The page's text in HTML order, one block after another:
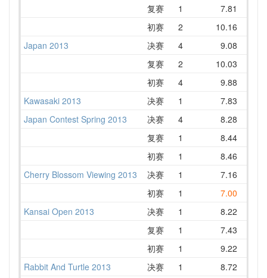
复赛
1 7.81
初赛
2 10.16
Japan 2013
决赛 4 9.08
复赛
2 10.03
初赛
4 9.88
Kawasaki 2013
决赛 1 7.83
Japan Contest Spring 2013
决赛 4 8.28
复赛
1 8.44
初赛
1 8.46
Cherry Blossom Viewing 2013
决赛 1 7.16
初赛
1 7.00
Kansai Open 2013
决赛 1 8.22
复赛
1
7.43
初赛
1 9.22
Rabbit And Turtle 2013
决赛 1 8.72